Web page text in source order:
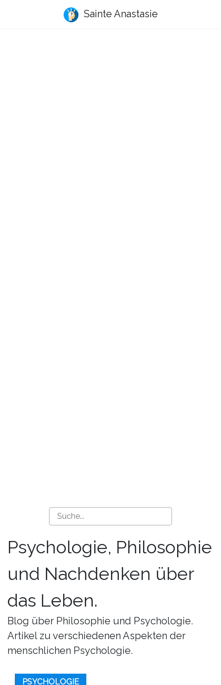
Sainte Anastasie
Psychologie, Philosophie
und Nachdenken über
das Leben.
Blog über Philosophie und Psychologie.
Artikel zu verschiedenen Aspekten der
menschlichen Psychologie.
PSYCHOLOGIE